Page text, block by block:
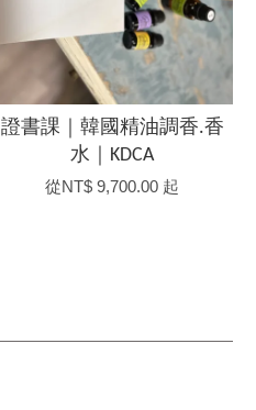
證書課｜韓國精油調香.香
水｜KDCA
從NT$ 9,700.00 起